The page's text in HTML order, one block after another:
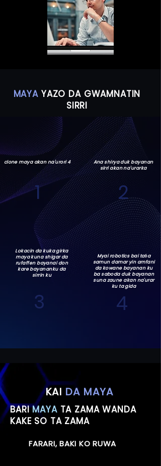
MAYA YAZO DA GWAMNATIN
SIRRI
clone maya akan na'urori 4
1 2
3 4
Ana shirya duk bayanan
sirri akan na'urarka
Lokacin da kuka girka
maya kuna shigar da
rufaffen bayanai don
kare bayananku da
sirrin ku
Myai robotics bai taɓa
samun damar yin amfani
da kowane bayanan ku
ba saboda duk bayanan
suna zaune akan na'urar
ku ta gida
KAI DA MAYA
BARIMAYATA ZAMA WANDA
KAKE SO TA ZAMA
FARARI, BAKI KO RUWA